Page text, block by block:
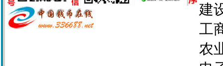
建
工
农